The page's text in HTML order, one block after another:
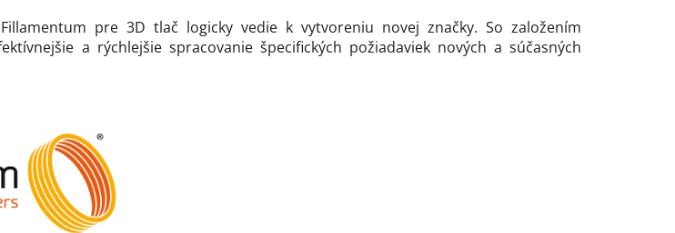
pre 3D tlač logicky vedie k vytvoreniu novej značky. So založením
a rýchlejšie spracovanie špecifických požiadaviek nových a súčasných